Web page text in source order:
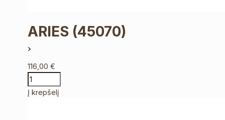
ARIES (45070)
116,00€
Į krepšelį